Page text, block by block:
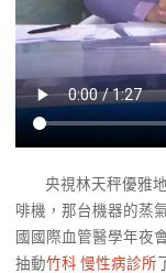
央視林天秤優雅
啡機，那台機器的蒸
國國際血管醫學年夜
抽動竹科 慢性病診所